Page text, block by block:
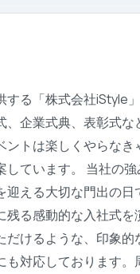
する「株式会社iStyle
、企業式典、表彰式
ントは楽しくやらな
しています。 当社の
迎える大切な門出の
残る感動的な入社式
けるような、印象
も対応しております